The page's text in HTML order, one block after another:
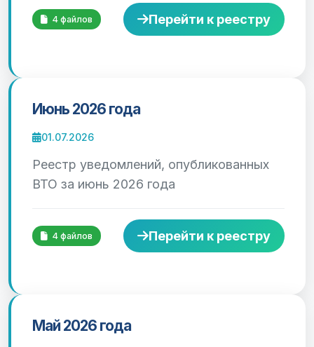
4 файлов Перейти к реестру
Июнь 2026 года
01.07.2026
Реестр уведомлений, опубликованных
ВТО за июнь 2026 года
4 файлов Перейти к реестру
Май 2026 года